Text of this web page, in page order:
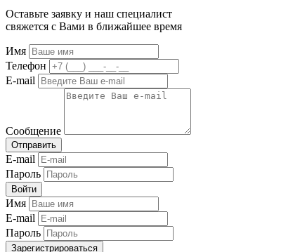
Оставьте заявку и наш специалист
свяжется с Вами в ближайшее время
Имя
Телефон
E-mail
Сообщение
Отправить
E-mail
Пароль
Войти
Имя
E-mail
Пароль
Зарегистрироваться